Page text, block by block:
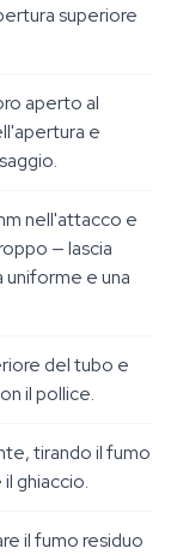
superiore
aperto al
e
nell'attacco e
— lascia
uniforme e una
del tubo e
il pollice.
tirando il fumo
ghiaccio.
il fumo residuo